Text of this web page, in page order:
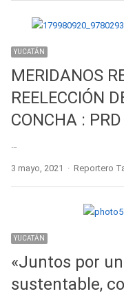
YUCATÁN
MERIDANOS
REELECCIÓN
CONCHA :
3 mayo, 2021 Author
Reportero
YUCATÁN
«Juntos por
sustentable,